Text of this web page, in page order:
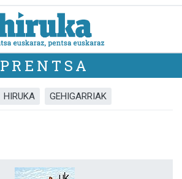
PRENTSA
HIRUKA GEHIGARRIAK